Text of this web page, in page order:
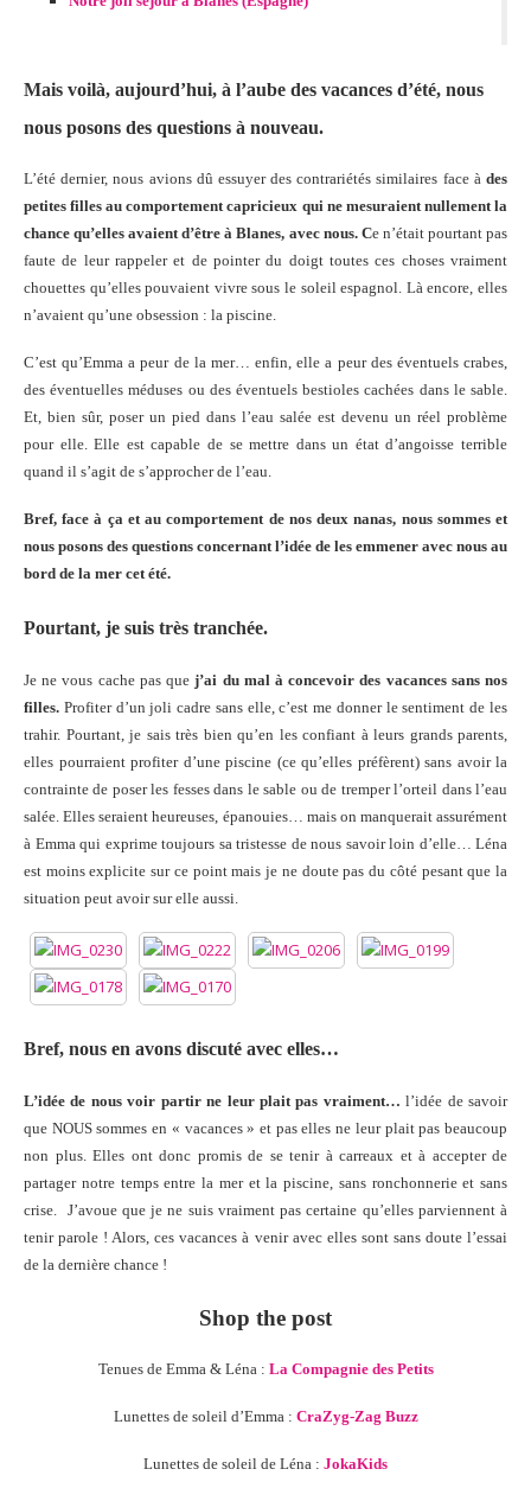
Mais voilà, aujourd’hui, à l’aube des vacances d’été, nous
nous posons des questions à nouveau.
L’été dernier, nous avions dû essuyer des contrariétés similaires face à des
petites filles au comportement capricieux qui ne mesuraient nullement la
chance qu’elles avaient d’être à Blanes, avec nous. Ce n’était pourtant pas
faute de leur rappeler et de pointer du doigt toutes ces choses vraiment
chouettes qu’elles pouvaient vivre sous le soleil espagnol. Là encore, elles
n’avaient qu’une obsession : la piscine.
C’est qu’Emma a peur de la mer… enfin, elle a peur des éventuels crabes,
des éventuelles méduses ou des éventuels bestioles cachées dans le sable.
Et, bien sûr, poser un pied dans l’eau salée est devenu un réel problème
pour elle. Elle est capable de se mettre dans un état d’angoisse terrible
quand il s’agit de s’approcher de l’eau.
Bref, face à ça et au comportement de nos deux nanas, nous sommes et
nous posons des questions concernant l’idée de les emmener avec nous au
bord de la mer cet été.
Pourtant, je suis très tranchée.
Je ne vous cache pas que j’ai du mal à concevoir des vacances sans nos
filles. Profiter d’un joli cadre sans elle, c’est me donner le sentiment de les
trahir. Pourtant, je sais très bien qu’en les confiant à leurs grands parents,
elles pourraient profiter d’une piscine (ce qu’elles préfèrent) sans avoir la
contrainte de poser les fesses dans le sable ou de tremper l’orteil dans l’eau
salée. Elles seraient heureuses, épanouies… mais on manquerait assurément
à Emma qui exprime toujours sa tristesse de nous savoir loin d’elle… Léna
est moins explicite sur ce point mais je ne doute pas du côté pesant que la
situation peut avoir sur elle aussi.
Bref, nous en avons discuté avec elles…
L’idée de nous voir partir ne leur plait pas vraiment… l’idée de savoir
que NOUS sommes en « vacances » et pas elles ne leur plait pas beaucoup
non plus. Elles ont donc promis de se tenir à carreaux et à accepter de
partager notre temps entre la mer et la piscine, sans ronchonnerie et sans
crise. J’avoue que je ne suis vraiment pas certaine qu’elles parviennent à
tenir parole ! Alors, ces vacances à venir avec elles sont sans doute l’essai
de la dernière chance !
Shop the post
Tenues de Emma & Léna : La Compagnie des Petits
Lunettes de soleil d’Emma : CraZyg-Zag Buzz
Lunettes de soleil de Léna : JokaKids